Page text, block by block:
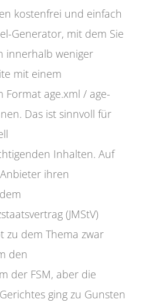
kostenfrei und einfach
Generator, mit dem Sie
innerhalb weniger
mit einem
Format age.xml / age-
Das ist sinnvoll für
Inhalten. Auf
ihren
(JMStV)
zu dem Thema zwar
den
der FSM, aber die
ging zu Gunsten